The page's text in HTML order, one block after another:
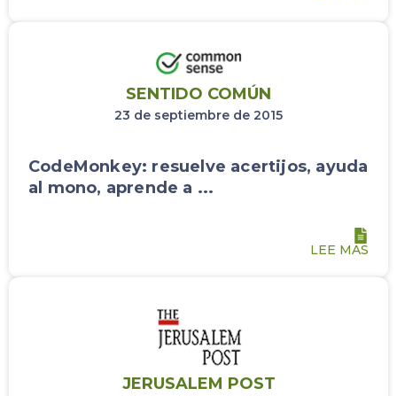
SENTIDO COMÚN
23 de septiembre de 2015
CodeMonkey: resuelve acertijos, ayuda
al mono, aprende a ...
LEE MAS
JERUSALEM POST